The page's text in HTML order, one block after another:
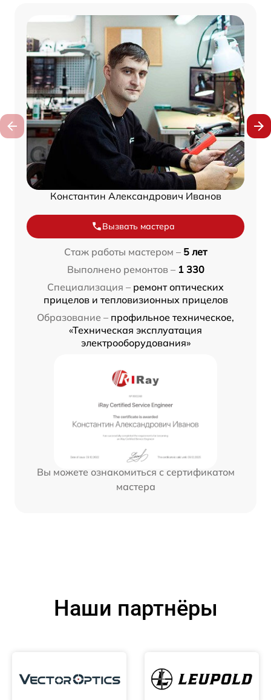
Константин Александрович Иванов
Вызвать мастера
Стаж работы мастером – 5 лет
Выполнено ремонтов – 1 330
Специализация – ремонт оптических
прицелов и тепловизионных прицелов
Образование – профильное техническое,
«Техническая эксплуатация
электрооборудования»
Вы можете ознакомиться с сертификатом
мастера
Наши партнёры